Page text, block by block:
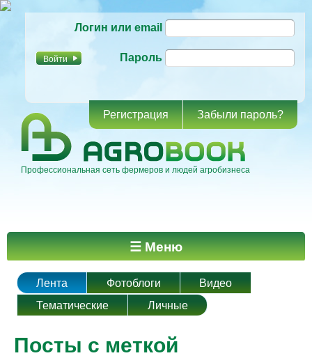
основному
Логин или email
Пароль
Регистрация Забыли пароль?
Профессиональная сеть фермеров и людей агробизнеса
Главное меню ☰ Меню
Лента Фотоблоги
Видео
Тематические
Личные
Посты с меткой